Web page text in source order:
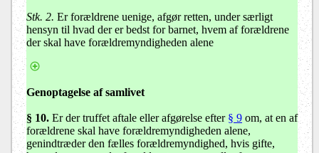
Stk. 2. Er forældrene uenige, afgør retten, under særligt
hensyn til hvad der er bedst for barnet, hvem af forældrene
der skal have forældremyndigheden alene
Genoptagelse af samlivet
§ 10. Er der truffet aftale eller afgørelse efter § 9 om, at en af
forældrene skal have forældremyndigheden alene,
genindtræder den fælles forældremyndighed, hvis gifte,